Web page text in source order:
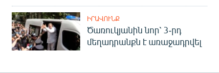
ԻՐԱՎՈՒՆՔ
Ծառուկյանին նոր՝ 3-րդ
մեղադրանքն է առաջադրվել